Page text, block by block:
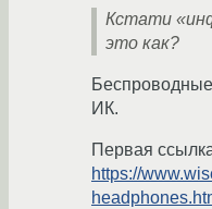
Кстати
это как?
ИК.
Первая
https://